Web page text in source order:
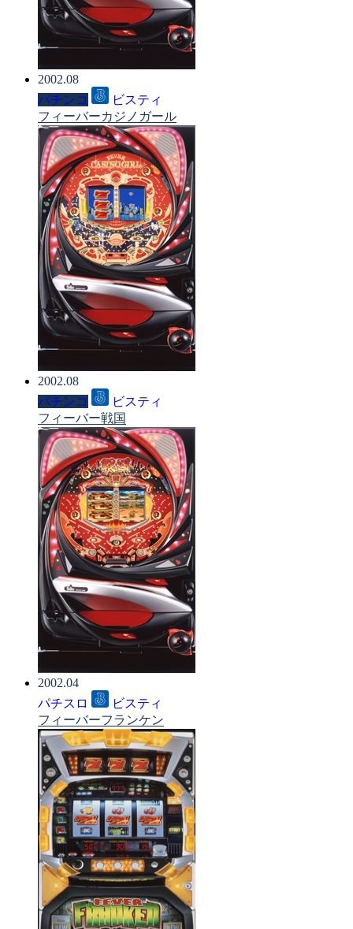
2002.08
パチンコ
ビスティ
フィーバーカジノガール
2002.08
パチンコ
ビスティ
フィーバー戦国
2002.04
パチスロ
ビスティ
フィーバーフランケン